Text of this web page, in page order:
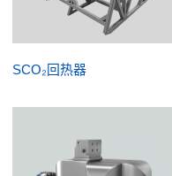
SCO₂回热器